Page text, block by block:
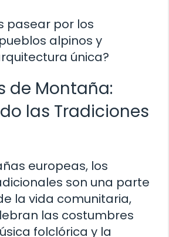
pasear por los
alpinos y
única?
de Montaña:
las Tradiciones
europeas, los
son una parte
la vida comunitaria,
las costumbres
folclórica y la